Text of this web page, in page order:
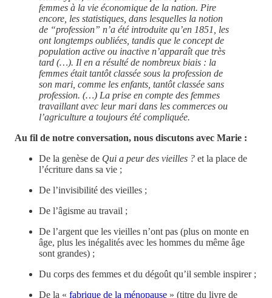
femmes à la vie économique de la nation. Pire
encore, les statistiques, dans lesquelles la notion
de “profession” n’a été introduite qu’en 1851, les
ont longtemps oubliées, tandis que le concept de
population active ou inactive n’apparaît que très
tard (…). Il en a résulté de nombreux biais : la
femmes était tantôt classée sous la profession de
son mari, comme les enfants, tantôt classée sans
profession. (…) La prise en compte des femmes
travaillant avec leur mari dans les commerces ou
l’agriculture a toujours été compliquée.
Au fil de notre conversation, nous discutons avec Marie :
De la genèse de Qui a peur des vieilles ? et la place de
l’écriture dans sa vie ;
De l’invisibilité des vieilles ;
De l’âgisme au travail ;
De l’argent que les vieilles n’ont pas (plus on monte en
âge, plus les inégalités avec les hommes du même âge
sont grandes) ;
Du corps des femmes et du dégoût qu’il semble inspirer ;
De la « fabrique de la ménopause » (titre du livre de